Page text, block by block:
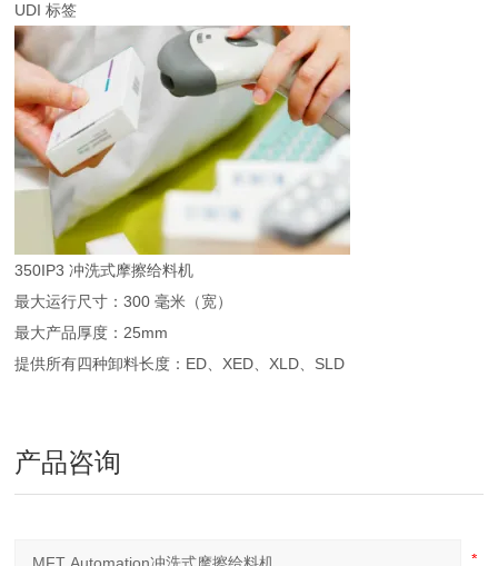
UDI 标签
350IP3 冲洗式摩擦给料机
最大运行尺寸：300 毫米（宽）
最大产品厚度：25mm
提供所有四种卸料长度：ED、XED、XLD、SLD
产品咨询